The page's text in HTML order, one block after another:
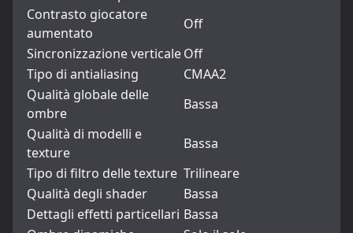
Contrasto giocatore
aumentato
Off
Sincronizzazione verticaleOff
Tipo di antialiasing
CMAA2
Qualità globale delle
ombre
Bassa
Qualità di modelli e
texture
Bassa
Tipo di filtro delle texture Trilineare
Qualità degli shader
Bassa
Dettagli effetti particellari Bassa